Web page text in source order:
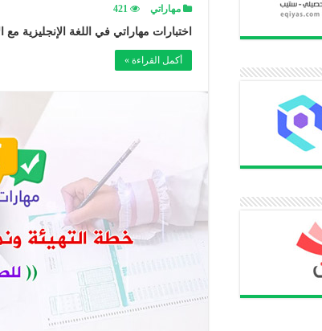
مهاراتي 421
اختبارات مهاراتي في اللغة الإنجليزية
أكمل القراءة »